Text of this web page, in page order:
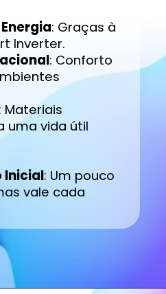
: Graças à
Inverter.
: Conforto
Materiais
uma vida útil
Inicial: Um pouco
vale cada